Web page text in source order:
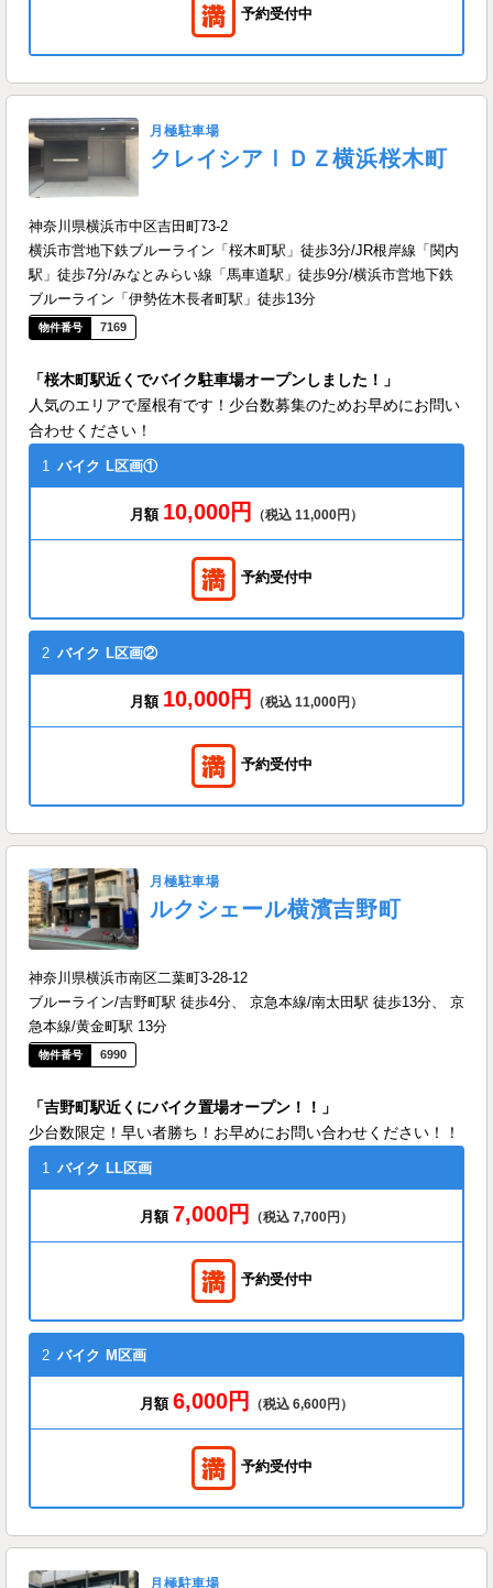
予約受付中
月極駐車場
クレイシアⅠＤＺ横浜桜木町
神奈川県横浜市中区吉田町73-2
横浜市営地下鉄ブルーライン「桜木町駅」徒歩3分/JR根岸線「関内
駅」徒歩7分/みなとみらい線「馬車道駅」徒歩9分/横浜市営地下鉄
ブルーライン「伊勢佐木長者町駅」徒歩13分
7169
「桜木町駅近くでバイク駐車場オープンしました！」
人気のエリアで屋根有です！少台数募集のためお早めにお問い
合わせください！
1 バイク L区画①
月額 10,000円 （税込 11,000円）
予約受付中
2 バイク L区画②
月額 10,000円 （税込 11,000円）
予約受付中
月極駐車場
ルクシェール横濱吉野町
神奈川県横浜市南区二葉町3-28-12
ブルーライン/吉野町駅 徒歩4分、 京急本線/南太田駅 徒歩13分、 京
急本線/黄金町駅 13分
6990
「吉野町駅近くにバイク置場オープン！！」
少台数限定！早い者勝ち！お早めにお問い合わせください！！
1 バイク LL区画
月額 7,000円 （税込 7,700円）
予約受付中
2 バイク M区画
月額 6,000円 （税込 6,600円）
予約受付中
月極駐車場